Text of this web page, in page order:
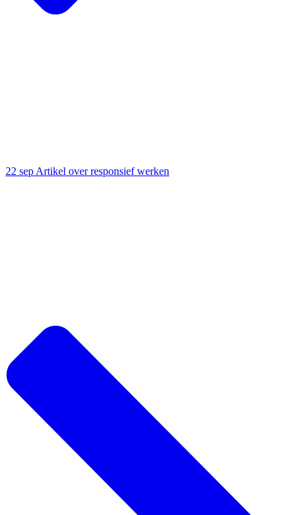
22 sep Artikel over responsief werken